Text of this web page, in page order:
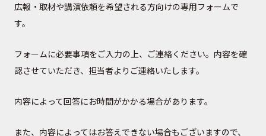
広報・取材や講演依頼を希望される方向けの専用フォームで
す。
フォームに必要事項をご入力の上、ご連絡ください。内容を確
認させていただき、担当者よりご連絡いたします。
内容によって回答にお時間がかかる場合があります。
また、内容によってはお答えできない場合もございますので、